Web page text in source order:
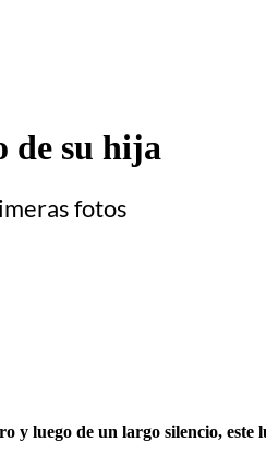
de su hija
fotos
y luego de un largo silencio,